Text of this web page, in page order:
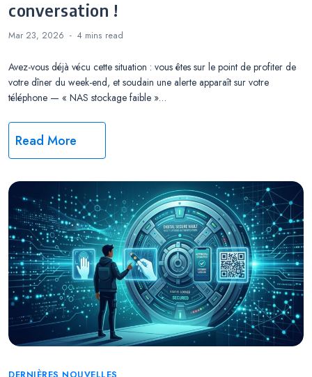
conversation !
Mar 23, 2026 4 mins read
Avez-vous déjà vécu cette situation : vous êtes sur le point de profiter de
votre dîner du week-end, et soudain une alerte apparaît sur votre
téléphone — « NAS stockage faible »…
Read More